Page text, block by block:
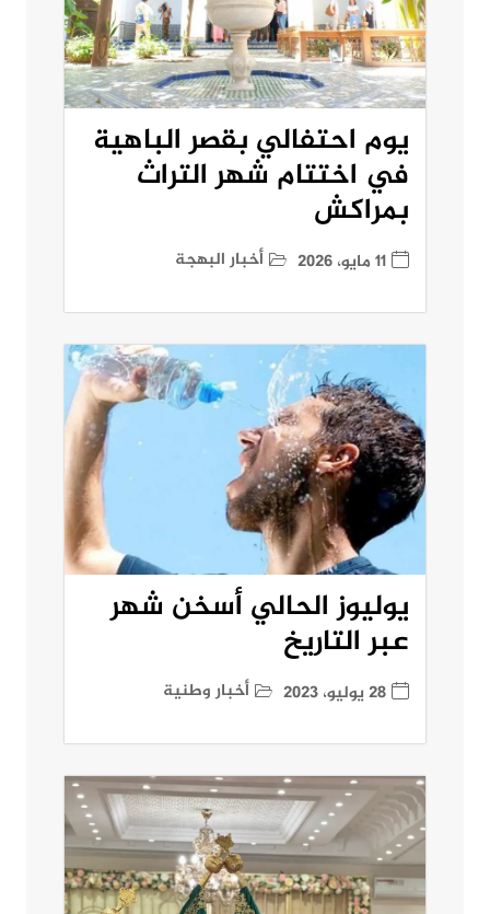
يوم احتفالي بقصر الباهية
في اختتام شهر التراث
بمراكش
11 مايو، 2026 أخبار البهجة
يوليوز الحالي أسخن شهر
عبر التاريخ
28 يوليو، 2023 أخبار وطنية